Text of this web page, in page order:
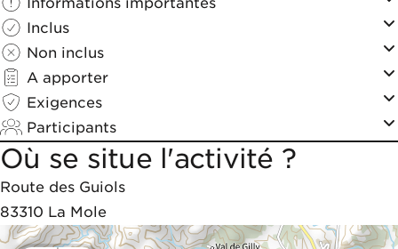
Inclus
Non inclus
A apporter
Exigences
Participants
Où se situe l'activité ?
Route des Guiols
83310 La Mole